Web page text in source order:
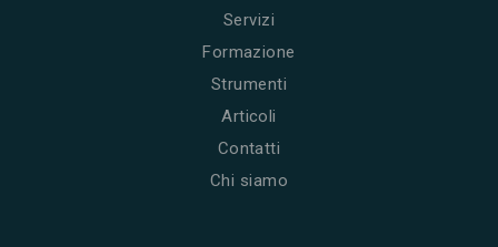
Servizi
Formazione
Strumenti
Articoli
Contatti
Chi siamo